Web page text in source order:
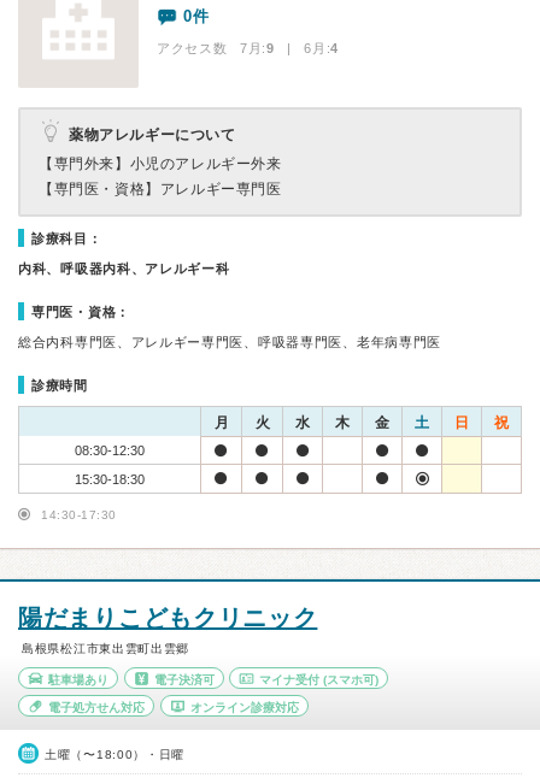
0件
アクセス数 7月:9 | 6月:4
薬物アレルギーについて
【専門外来】 小児のアレルギー外来
【専門医・資格】 アレルギー専門医
診療科目：
内科、呼吸器内科、アレルギー科
専門医・資格：
総合内科専門医、アレルギー専門医、呼吸器専門医、老年病専門医
診療時間
月 火 水 木 金 土 日 祝
08:30-12:30
15:30-18:30
14:30-17:30
陽だまりこどもクリニック
島根県松江市東出雲町出雲郷
駐車場あり 電子決済可 マイナ受付 (スマホ可)
電子処方せん対応 オンライン診療対応
土曜（〜18:00）・日曜